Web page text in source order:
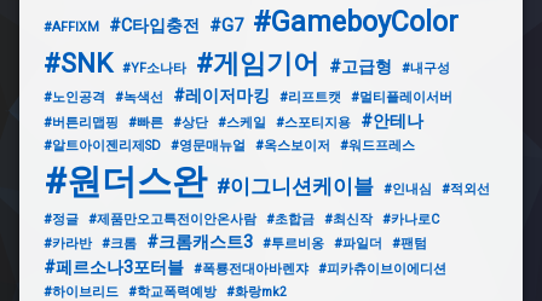
#AFFIXM #C타입충전 #G7 #GameboyColor
#SNK #YF소나타 #게임기어 #고급형
#내구성
#노인공격
#녹색선 #레이저마킹 #리프트캣
#멀티플레이서버
#버튼리맵핑
#빠른 #상단 #스케일 #스포티지용 #안테나
#알트아이젠리제SD #영문매뉴얼 #옥스보이저 #워드프레스
#원더스완 #이그니션케이블 #인내심
#적외선
#정글
#제품만오고특전이안온사람 #초합금 #최신작
#카나로C
#카라반
#크롬 #크롬캐스트3 #투르비옹 #파일더 #팬텀
#페르소나3포터블 #폭룡전대아바렌쟈
#피카츄이브이에디션
#하이브리드
#학교폭력예방 #화랑mk2